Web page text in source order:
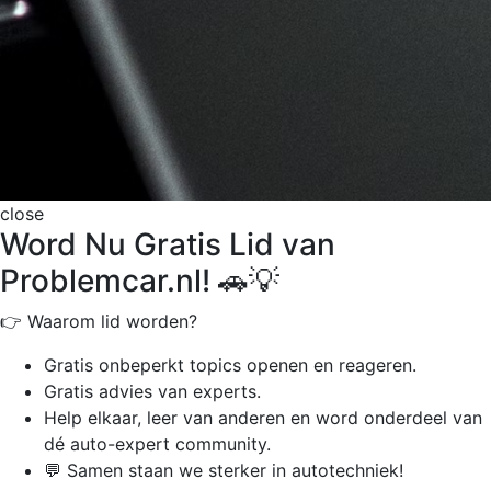
close
Word Nu Gratis Lid van
Problemcar.nl! 🚗💡
👉 Waarom lid worden?
Gratis onbeperkt topics openen en reageren.
Gratis advies van experts.
Help elkaar, leer van anderen en word onderdeel van
dé auto-expert community.
💬 Samen staan we sterker in autotechniek!